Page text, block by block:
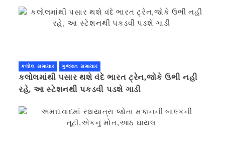
કલોલ સમાચાર ગુજરાત સમાચાર
કલોલમાંથી પસાર થશે વંદે ભારત ટ્રેન,જોકે ઉભી નહી
રહે, આ સ્ટેશનથી પકડવી પડશે ગાડી